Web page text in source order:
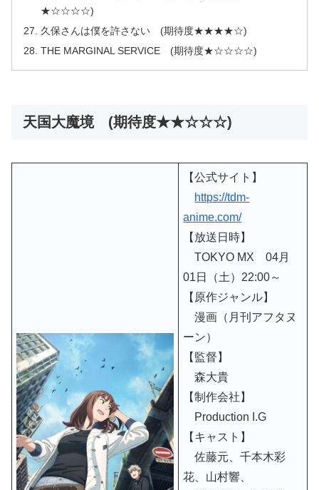
★☆☆☆☆)
久保さんは僕を許さない (期待度★★★★☆)
THE MARGINAL SERVICE (期待度★☆☆☆☆)
天国大魔境 (期待度★★☆☆☆)
【公式サイト】
https://tdm-
anime.com/
【放送日時】
TOKYO MX 04月
01日（土）22:00～
【原作ジャンル】
漫画（月刊アフタヌ
ーン）
【監督】
森大貴
【制作会社】
Production I.G
【キャスト】
佐藤元、千本木彩
花、山村響、